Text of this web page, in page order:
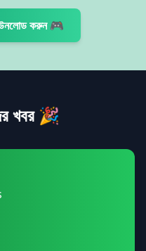
করুন 🎮
খবর 🎉